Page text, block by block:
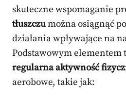
skuteczne wspomaganie
tłuszczumożna osiągnąć
działania wpływające na
Podstawowym elementem
regularna aktywność
aerobowe, takie jak: